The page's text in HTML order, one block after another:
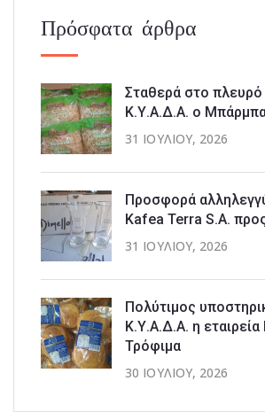
Πρόσφατα άρθρα
Σταθερά στο πλευρό
Κ.Υ.Α.Δ.Α. ο
31 ΙΟΥΛΊΟΥ, 2026
Προσφορά
Kafea Terra S.A.
31 ΙΟΥΛΊΟΥ, 2026
Πολύτιμος
Κ.Υ.Α.Δ.Α. η εταιρεία
Τρόφιμα
30 ΙΟΥΛΊΟΥ, 2026